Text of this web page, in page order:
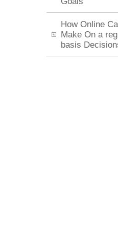
How Online
Make On a
basis